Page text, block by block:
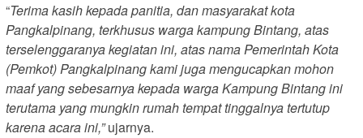
“Terima kasih kepada panitia, dan masyarakat kota
Pangkalpinang, terkhusus warga kampung Bintang, atas
terselenggaranya kegiatan ini, atas nama Pemerintah Kota
(Pemkot) Pangkalpinang kami juga mengucapkan mohon
maaf yang sebesarnya kepada warga Kampung Bintang ini
terutama yang mungkin rumah tempat tinggalnya tertutup
karena acara ini,”ujarnya.